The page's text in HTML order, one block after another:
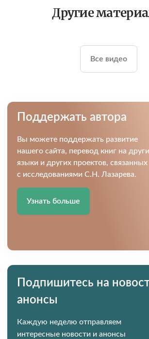
Другие
Все видео
Поддержать автора
Вы можете поддержать развитие
нашего сайта, перевод книг на
языки и других проектов, связанных
с исследованиями С.Н. Лазарева.
Узнать больше
Подпишитесь на
анонсы
Каждую неделю отправляем
интересные новости и анонсы